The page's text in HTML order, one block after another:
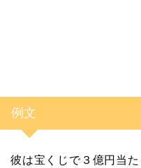
例文
彼は宝くじで３億円当